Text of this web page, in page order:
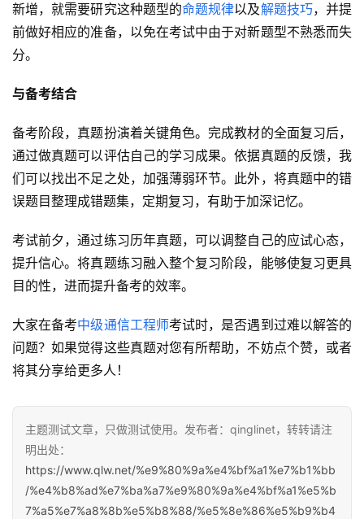
新增，就需要研究这种题型的命题规律以及解题技巧，并提
前做好相应的准备，以免在考试中由于对新题型不熟悉而失
分。
与备考结合
备考阶段，真题扮演着关键角色。完成教材的全面复习后，
通过做真题可以评估自己的学习成果。依据真题的反馈，我
们可以找出不足之处，加强薄弱环节。此外，将真题中的错
误题目整理成错题集，定期复习，有助于加深记忆。
考试前夕，通过练习历年真题，可以调整自己的应试心态，
提升信心。将真题练习融入整个复习阶段，能够使复习更具
目的性，进而提升备考的效率。
大家在备考中级通信工程师考试时，是否遇到过难以解答的
问题？如果觉得这些真题对您有所帮助，不妨点个赞，或者
将其分享给更多人！
主题测试文章，只做测试使用。发布者：qinglinet，转转请注
明出处：
https://www.qlw.net/%e9%80%9a%e4%bf%a1%e7%b1%bb
/%e4%b8%ad%e7%ba%a7%e9%80%9a%e4%bf%a1%e5%b
7%a5%e7%a8%8b%e5%b8%88/%e5%8e%86%e5%b9%b4